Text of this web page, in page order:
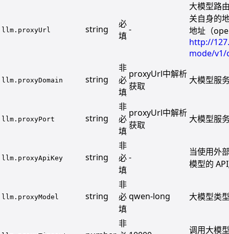
llm.proxyUrl string
必
填
-
大模型路
关自身的
地址（
http://
mode/
llm.proxyDomain string
非
必
填
proxyUrl中解析
获取
大模型服
llm.proxyPort string
非
必
填
proxyUrl中解析
获取
大模型服
llm.proxyApiKey string
非
必
填
-
当使用外
模型的
llm.proxyModel string
非
必
填
qwen-long 大模型类
非
调用大模